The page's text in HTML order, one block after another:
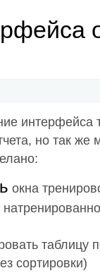
интерфейса
но так же
окна
таблицу
сортировки)